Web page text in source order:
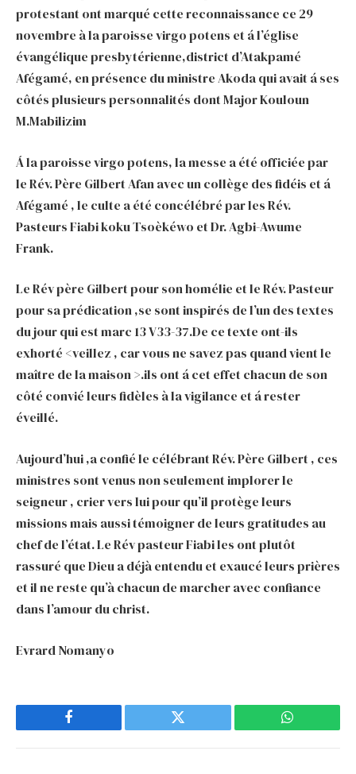
protestant ont marqué cette reconnaissance ce 29
novembre à la paroisse virgo potens et á l’église
évangélique presbytérienne,district d’Atakpamé
Afégamé, en présence du ministre Akoda qui avait á ses
côtés plusieurs personnalités dont Major Kouloun
M.Mabilizim
Á la paroisse virgo potens, la messe a été officiée par
le Rév. Père Gilbert Afan avec un collège des fidéis et á
Afégamé , le culte a été concélébré par les Rév.
Pasteurs Fiabi koku Tsoèkéwo et Dr. Agbi-Awume
Frank.
Le Rév père Gilbert pour son homélie et le Rév. Pasteur
pour sa prédication ,se sont inspirés de l’un des textes
du jour qui est marc 13 V33-37.De ce texte ont-ils
exhorté <veillez , car vous ne savez pas quand vient le
maître de la maison >.ils ont á cet effet chacun de son
côté convié leurs fidèles à la vigilance et á rester
éveillé.
Aujourd’hui ,a confié le célébrant Rév. Père Gilbert , ces
ministres sont venus non seulement implorer le
seigneur , crier vers lui pour qu’il protège leurs
missions mais aussi témoigner de leurs gratitudes au
chef de l’état. Le Rév pasteur Fiabi les ont plutôt
rassuré que Dieu a déjà entendu et exaucé leurs prières
et il ne reste qu’à chacun de marcher avec confiance
dans l’amour du christ.
Evrard Nomanyo
Facebook Twitter WhatsApp